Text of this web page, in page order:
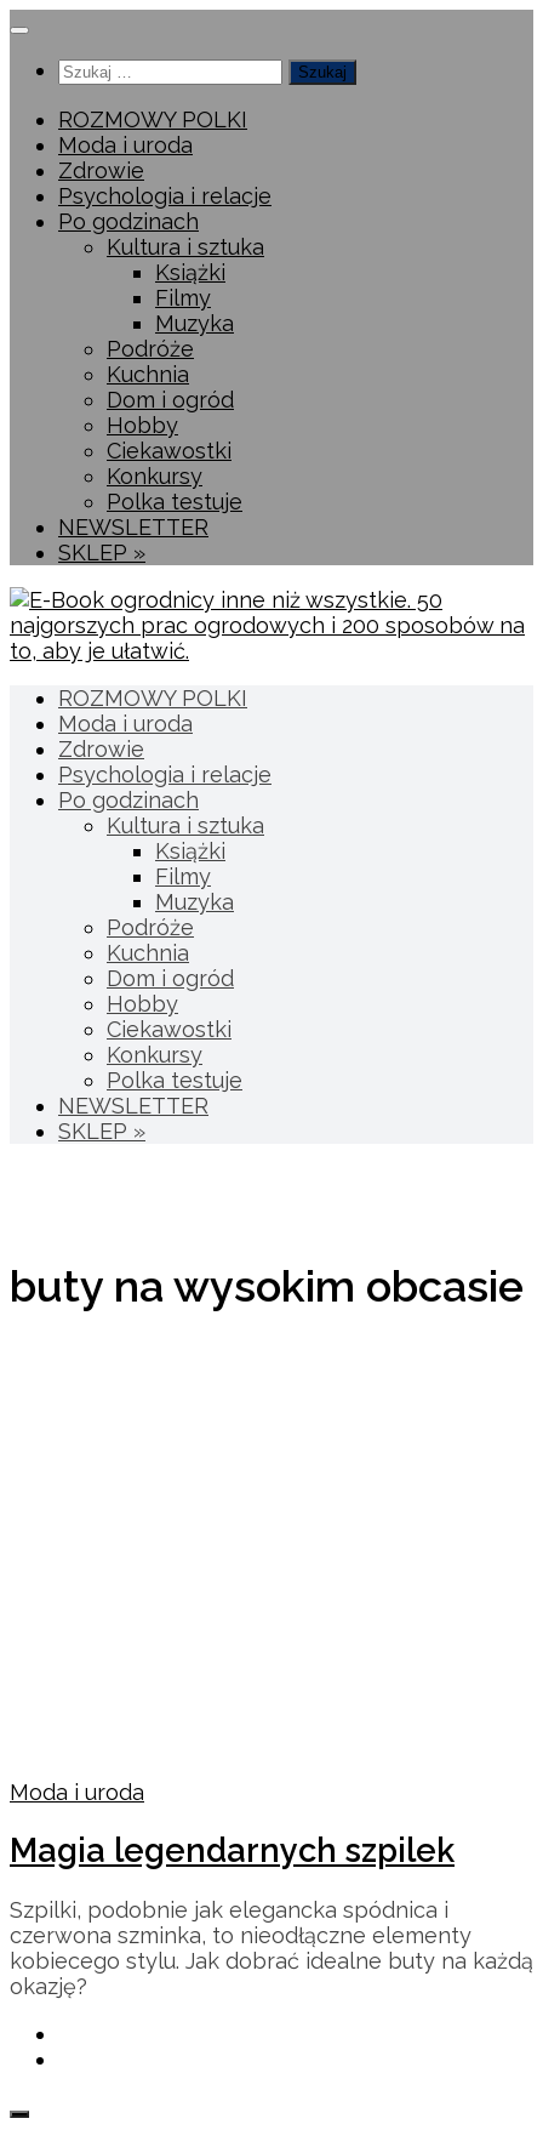
Przeskocz
treściSzukaj:
ROZMOWY POLKI
Moda i uroda
Zdrowie
Psychologia i relacje
Po godzinach
Kultura i sztuka
Książki
Filmy
Muzyka
Podróże
Kuchnia
Dom i ogród
Hobby
Ciekawostki
Konkursy
Polka testuje
NEWSLETTER
SKLEP »
ROZMOWY POLKI
Moda i uroda
Zdrowie
Psychologia i relacje
Po godzinach
Kultura i sztuka
Książki
Filmy
Muzyka
Podróże
Kuchnia
Dom i ogród
Hobby
Ciekawostki
Konkursy
Polka testuje
NEWSLETTER
SKLEP »
buty na wysokim obcasie
Moda i uroda
Magia legendarnych szpilek
Szpilki, podobnie jak elegancka spódnica i
czerwona szminka, to nieodłączne elementy
kobiecego stylu. Jak dobrać idealne buty na każdą
okazję?